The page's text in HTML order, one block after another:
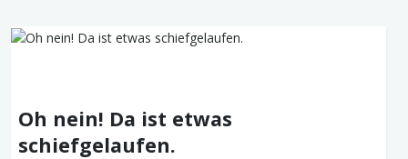
Oh nein! Da ist etwas
schiefgelaufen.